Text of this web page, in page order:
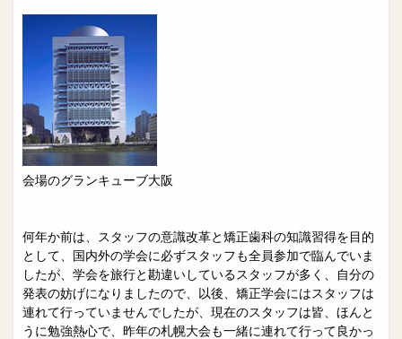
院長日誌
スタッフブログ
0263-54-6622
会場のグランキューブ大阪
何年か前は、スタッフの意識改革と矯正歯科の知識習得を目的
として、国内外の学会に必ずスタッフも全員参加で臨んでいま
したが、学会を旅行と勘違いしているスタッフが多く、自分の
発表の妨げになりましたので、以後、矯正学会にはスタッフは
連れて行っていませんでしたが、現在のスタッフは皆、ほんと
うに勉強熱心で、昨年の札幌大会も一緒に連れて行って良かっ